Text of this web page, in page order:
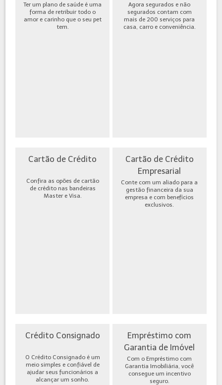
Ter um plano de saúde é uma
forma de retribuir todo o
amor e carinho que o seu pet
tem.
Agora segurados e não
segurados contam com
mais de 200 serviços para
casa, carro e conveniência.
Cartão de Crédito
Confira as opões de cartão
de crédito nas bandeiras
Master e Visa.
Cartão de Crédito
Empresarial
Conte com um aliado para a
gestão financeira da sua
empresa e com benefícios
exclusivos.
Crédito Consignado
O Crédito Consignado é um
meio simples e confiável de
ajudar seus funcionários a
alcançar um sonho.
Empréstimo com
Garantia de Imóvel
Com o Empréstimo com
Garantia Imobiliária, você
consegue um incentivo
seguro.